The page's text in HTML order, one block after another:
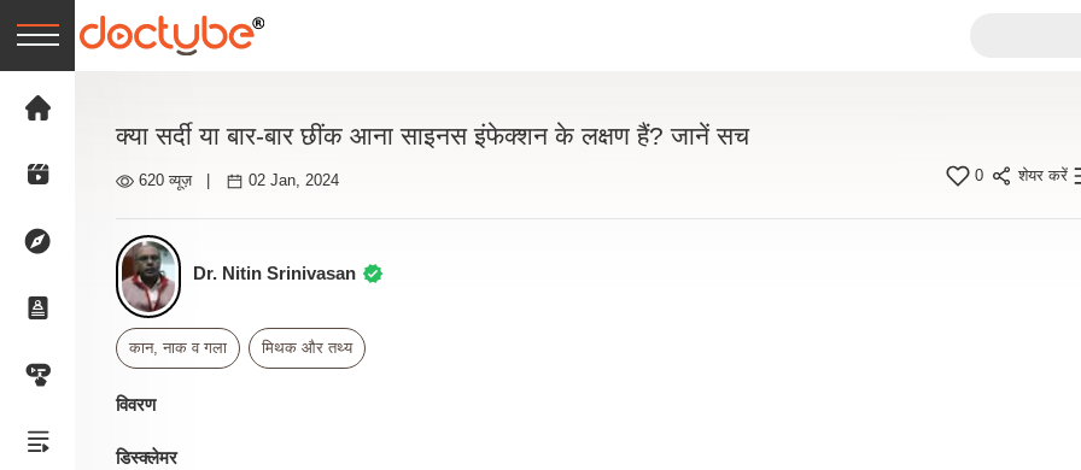
क्या सर्दी या बार-बार छींक आना साइनस इंफेक्शन के लक्षण हैं? जानें सच
620 व्यूज़ 02 Jan, 2024 0 शेयर करें
Dr. Nitin Srinivasan
कान, नाक व गला मिथक और तथ्य
विवरण
डिस्क्लेमर